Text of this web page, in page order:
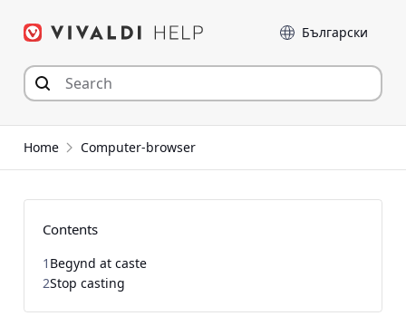
Sprog
Home Computer-browser
Contents
1 Begynd at caste
2Stop casting